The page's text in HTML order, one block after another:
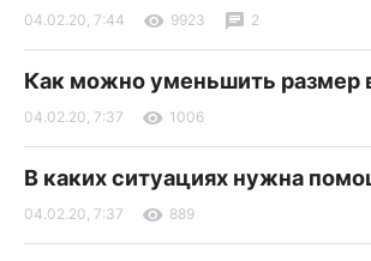
04.02.20, 7:44 9923 2
Как можно уменьшить размер
04.02.20, 7:37 1006
В каких ситуациях нужна
04.02.20, 7:37 889